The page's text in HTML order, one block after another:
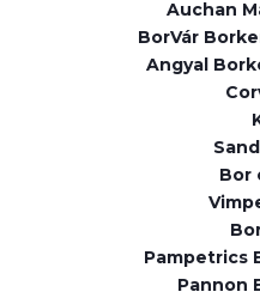
Auchan
BorVár
Angyal
Bor
Pampetrics
Pannon